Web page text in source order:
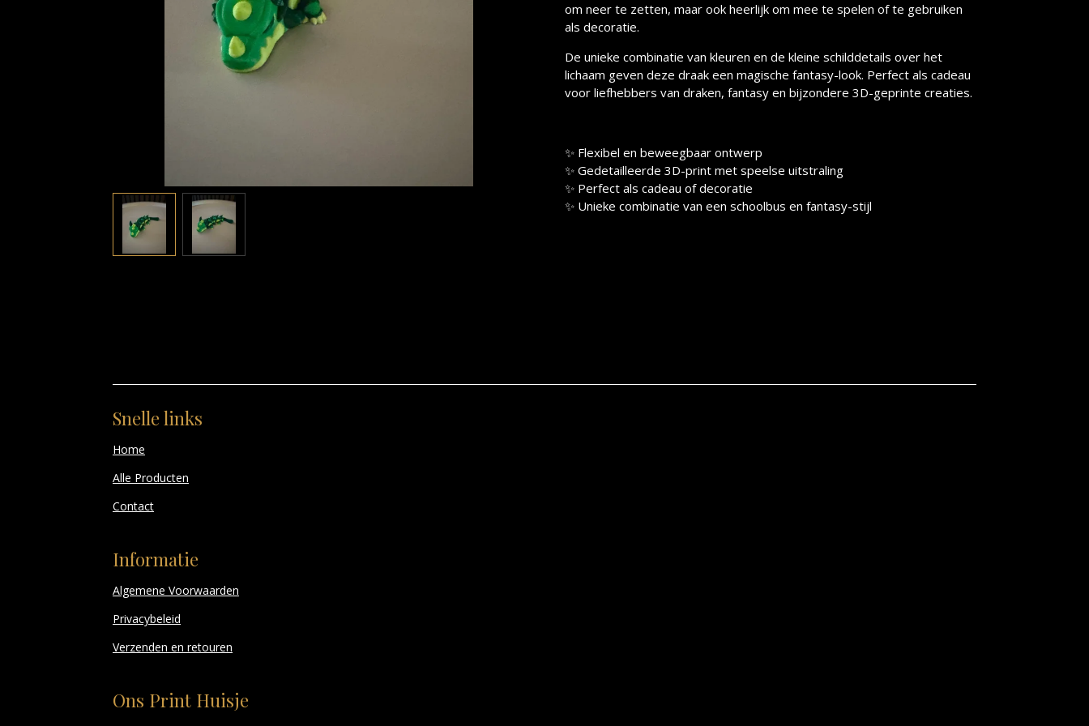
om neer te zetten, maar ook heerlijk om mee te spelen of te gebruiken
als decoratie.
De unieke combinatie van kleuren en de kleine schilddetails over het
lichaam geven deze draak een magische fantasy-look. Perfect als cadeau
voor liefhebbers van draken, fantasy en bijzondere 3D-geprinte creaties.
✨ Flexibel en beweegbaar ontwerp
✨ Gedetailleerde 3D-print met speelse uitstraling
✨ Perfect als cadeau of decoratie
✨ Unieke combinatie van een schoolbus en fantasy-stijl
Snelle links
Home
Alle Producten
Contact
Informatie
Algemene Voorwaarden
Privacybeleid
Verzenden en retouren
Ons Print Huisje